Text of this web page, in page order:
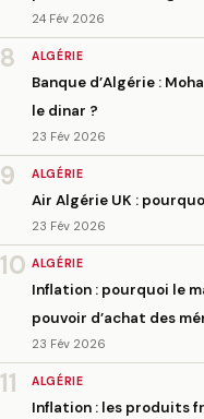
24 Fév 2026
8 ALGÉRIE
Banque d’Algérie :
le dinar ?
23 Fév 2026
9 ALGÉRIE
Air Algérie UK :
23 Fév 2026
10 ALGÉRIE
Inflation : pourquoi le
pouvoir d’achat des
23 Fév 2026
11 ALGÉRIE
Inflation : les produits